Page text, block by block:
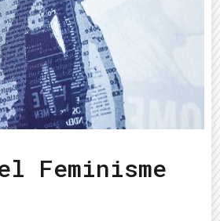
Feminisme